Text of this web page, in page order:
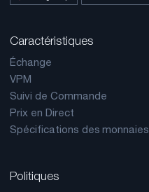
Caractéristiques
Échange
VPM
Suivi de Commande
Prix en Direct
Spécifications des monnaies
Politiques